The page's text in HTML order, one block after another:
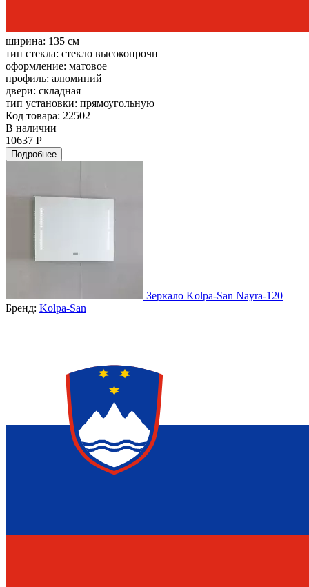
ширина: 135 см
тип стекла: стекло высокопрочн
оформление: матовое
профиль: алюминий
двери: складная
тип установки: прямоугольную
Код товара: 22502
В наличии
10637 Р
Подробнее
Зеркало Kolpa-San Nayra-120
Бренд: Kolpa-San